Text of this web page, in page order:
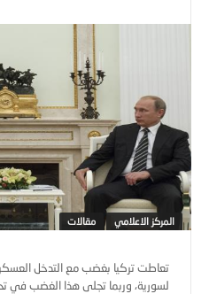
المركز الاعلامي مقالات
تعاطت تركيا بغضب مع التدخل
لسورية، وربما تجلى هذا الغضب في